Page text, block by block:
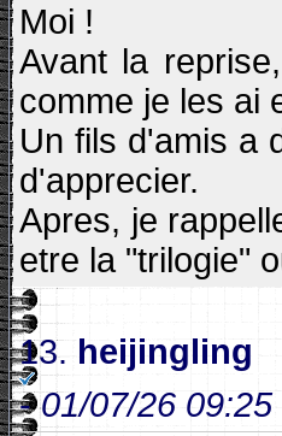
Moi !
Avant la
comme je les ai
Un fils d'amis a
d'apprecier.
Apres, je
etre la "trilogie"
13. heijingling
-01/07/26 09:25